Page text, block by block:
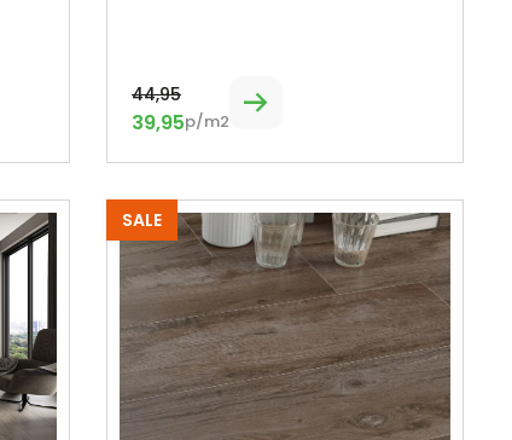
44,95
39,95p/m2
SALE